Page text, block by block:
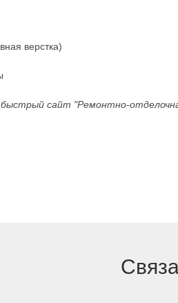
верстка)
сайт "Ремонтно-